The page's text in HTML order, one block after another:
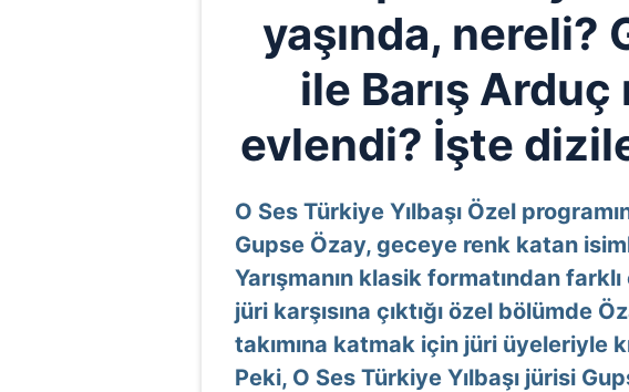
yaşında, nereli?
ile Barış Arduç
evlendi? İşte
O Ses Türkiye Yılbaşı Özel
Gupse Özay, geceye renk katan
Yarışmanın klasik formatından
jüri karşısına çıktığı özel bölümde
takımına katmak için jüri üyeleriyle
Peki, O Ses Türkiye Yılbaşı jürisi